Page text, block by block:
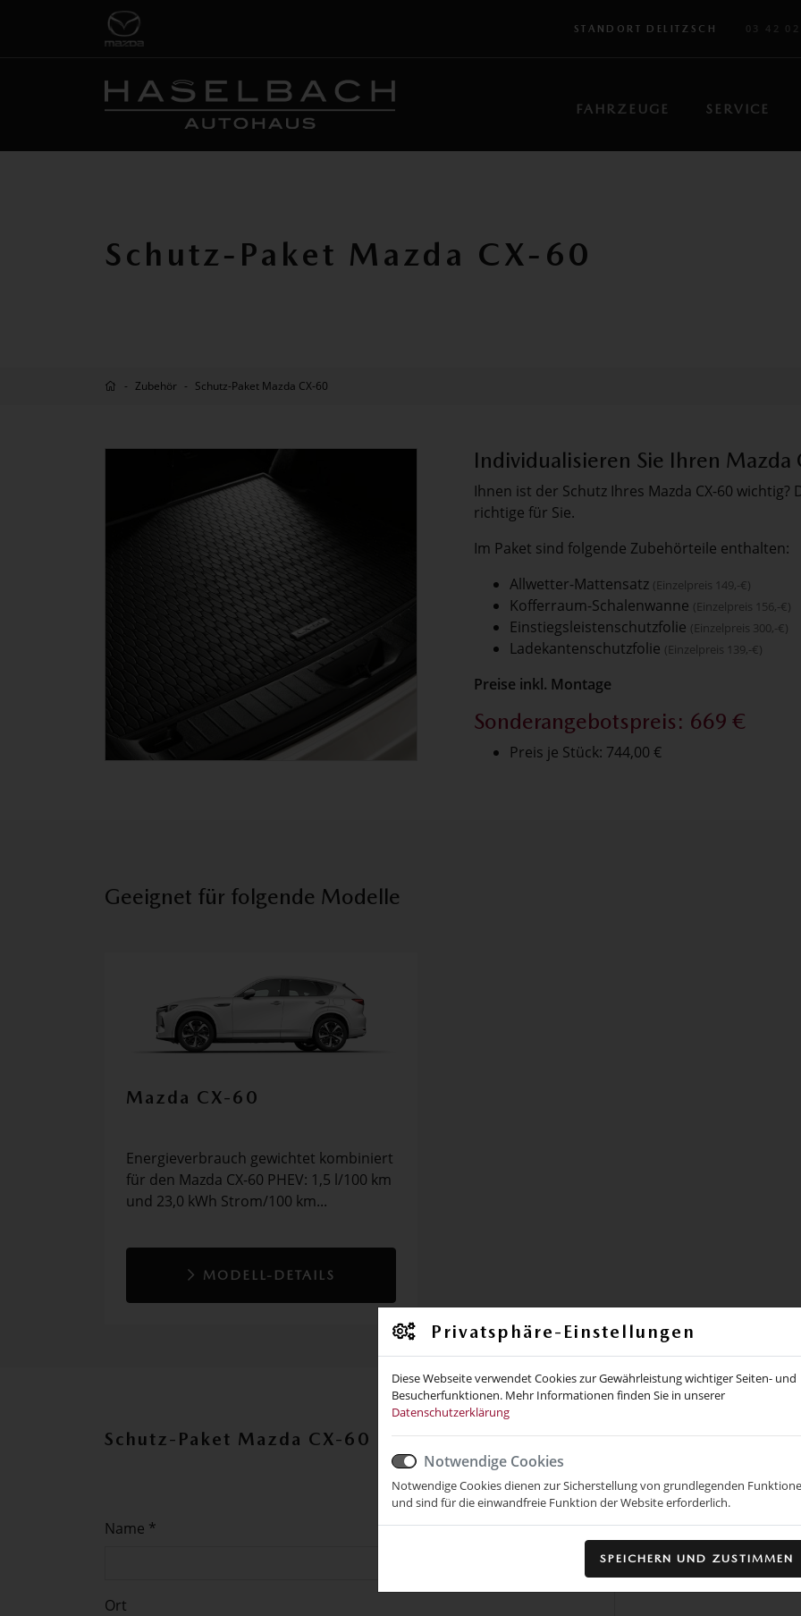
Privatsphäre-Einstellungen
Diese Webseite verwendet Cookies zur Gewährleistung wichtiger Seiten- und
Besucherfunktionen. Mehr Informationen finden Sie in unserer
Datenschutzerklärung
Notwendige Cookies
Notwendige Cookies dienen zur Sicherstellung von grundlegenden
und sind für die einwandfreie Funktion der Website erforderlich.
SPEICHERN UND ZUSTIMMEN
STANDORT DELITZSCH 03 42
FAHRZEUGE SERVICE
Schutz-Paket Mazda CX-60
Zubehör Schutz-Paket Mazda CX-60
Individualisieren Sie Ihren Mazda
Ihnen ist der Schutz Ihres Mazda CX-60
richtige für Sie.
Im Paket sind folgende Zubehörteile enthalten:
Allwetter-Mattensatz (Einzelpreis 149,-€)
Kofferraum-Schalenwanne (Einzelpreis 156,-€)
Einstiegsleistenschutzfolie (Einzelpreis 300,-€)
Ladekantenschutzfolie (Einzelpreis 139,-€)
Preise inkl. Montage
Sonderangebotspreis: 669 €
Preis je Stück: 744,00 €
Geeignet für folgende Modelle
Mazda CX-60
Energieverbrauch gewichtet kombiniert
für den Mazda CX-60 PHEV: 1,5 l/100 km
und 23,0 kWh Strom/100 km...
MODELL-DETAILS
Schutz-Paket Mazda CX-60 anfragen
Name *
Ort
Nachricht *